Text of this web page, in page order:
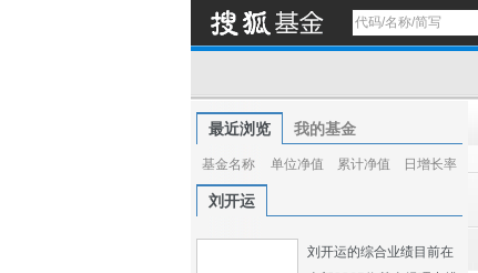
最近浏览 我的基金
基金名称 单位净值 累计净值 日增长率
刘开运
刘开运的综合业绩目前在